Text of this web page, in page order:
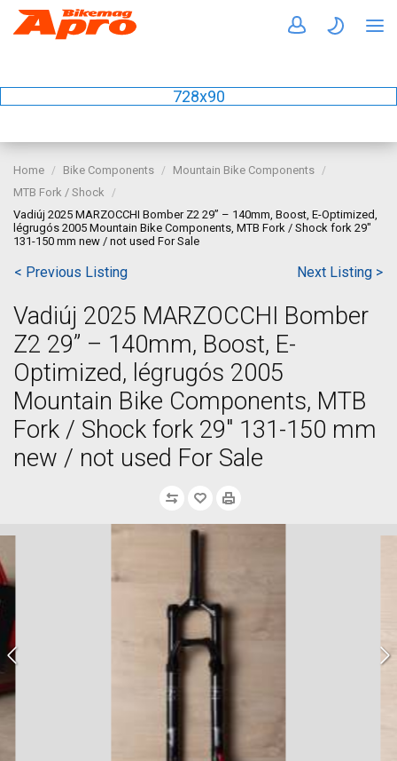
728x90
Home Bike Components
Mountain Bike Components
MTB Fork / Shock
Vadiúj 2025 MARZOCCHI Bomber Z2 29” – 140mm, Boost, E-Optimized,
légrugós 2005 Mountain Bike Components, MTB Fork / Shock fork 29"
131-150 mm new / not used For Sale
< Previous Listing Next Listing >
Vadiúj 2025 MARZOCCHI Bomber
Z2 29” – 140mm, Boost, E-
Optimized, légrugós 2005
Mountain Bike Components, MTB
Fork / Shock fork 29" 131-150 mm
new / not used For Sale